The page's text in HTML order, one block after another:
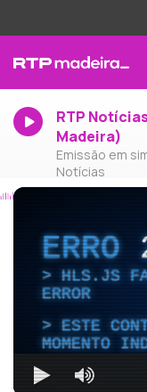
RTP
Madeira)
Emissão em
Notícias
ERRO
HLS.JS
ERROR
ESTE
MOMENTO